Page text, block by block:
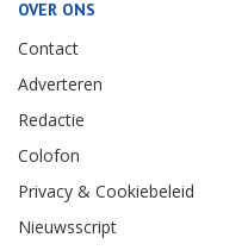
OVER ONS
Contact
Adverteren
Redactie
Colofon
Privacy & Cookiebeleid
Nieuwsscript